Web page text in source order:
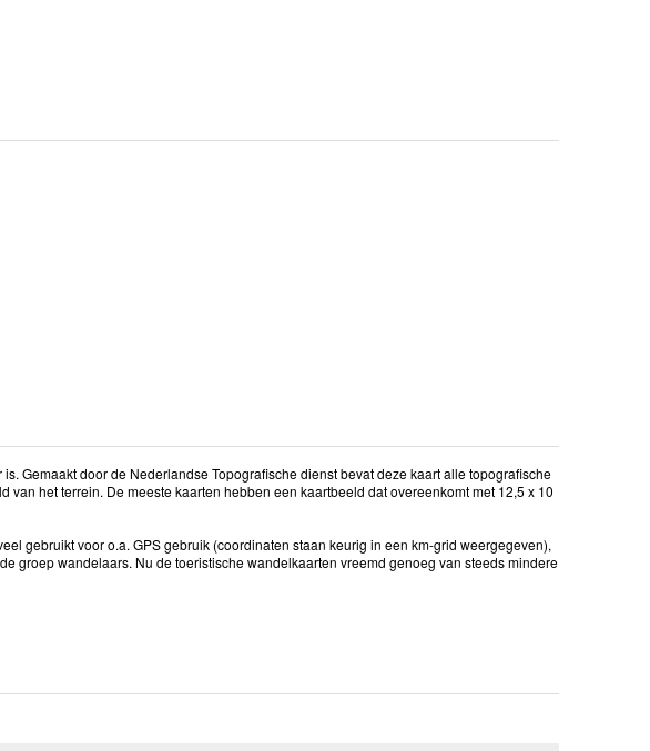
Gemaakt door de Nederlandse Topografische dienst bevat deze kaart alle topografische
het terrein. De meeste kaarten hebben een kaartbeeld dat overeenkomt met 12,5 x 10
gebruikt voor o.a. GPS gebruik (coordinaten staan keurig in een km-grid weergegeven),
groep wandelaars. Nu de toeristische wandelkaarten vreemd genoeg van steeds mindere